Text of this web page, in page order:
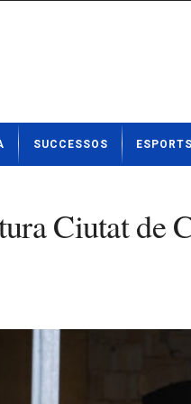
SUCCESSOS ESPORTS
Ciutat de